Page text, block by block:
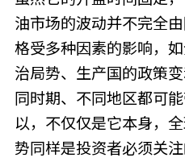
油市场的波动并不完全
格受多种因素的影响，
治局势、生产国的政策
同时期、不同地区都可
以，不仅仅是它本身，
势同样是投资者必须关注